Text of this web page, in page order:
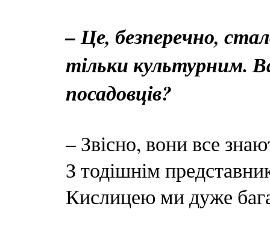
– Це, безперечно,
тільки культурним.
посадовців?
– Звісно, вони все
З тодішнім
Кислицею ми дуже